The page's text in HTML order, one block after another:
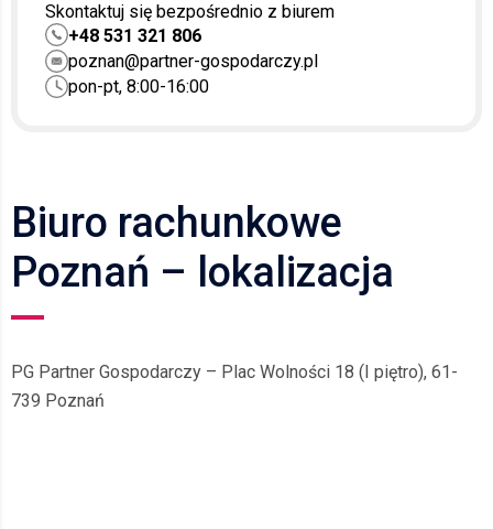
Skontaktuj się bezpośrednio z biurem
+48 531 321 806
poznan@partner-gospodarczy.pl
pon-pt, 8:00-16:00
Biuro rachunkowe
Poznań – lokalizacja
PG Partner Gospodarczy – Plac Wolności 18 (I piętro), 61-
739 Poznań